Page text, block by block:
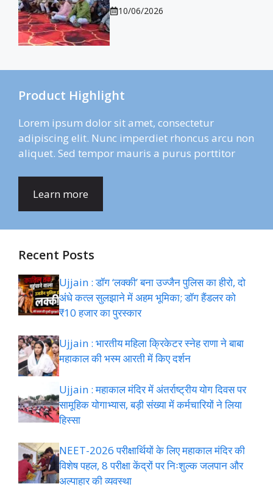
10/06/2026
Product Highlight
Lorem ipsum dolor sit amet, consectetur
adipiscing elit. Nunc imperdiet rhoncus arcu non
aliquet. Sed tempor mauris a purus porttitor
Learn more
Recent Posts
Ujjain : डॉग ‘लक्की’ बना उज्जैन पुलिस का हीरो, दो
अंधे कत्ल सुलझाने में अहम भूमिका; डॉग हैंडलर को
₹10 हजार का पुरस्कार
Ujjain : भारतीय महिला क्रिकेटर स्नेह राणा ने बाबा
महाकाल की भस्म आरती में किए दर्शन
Ujjain : महाकाल मंदिर में अंतर्राष्ट्रीय योग दिवस पर
सामूहिक योगाभ्यास, बड़ी संख्या में कर्मचारियों ने लिया
हिस्सा
NEET-2026 परीक्षार्थियों के लिए महाकाल मंदिर की
विशेष पहल, 8 परीक्षा केंद्रों पर निःशुल्क जलपान और
अल्पाहार की व्यवस्था